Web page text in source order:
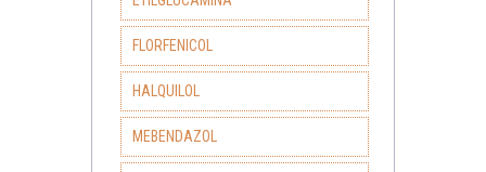
FLORFENICOL
HALQUILOL
MEBENDAZOL